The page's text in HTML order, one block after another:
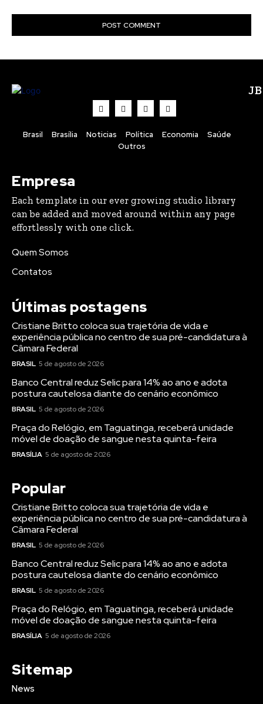
Brasil Brasília Noticias Política Economia
Saúde
Outros
Empresa
Each template in our ever growing studio library
can be added and moved around within any page
effortlessly with one click.
Quem Somos
Contatos
Últimas postagens
Cristiane Britto coloca sua trajetória de vida e
experiência pública no centro de sua pré-candidatura à
Câmara Federal
BRASIL 5 de agosto de 2026
Banco Central reduz Selic para 14% ao ano e adota
postura cautelosa diante do cenário econômico
BRASIL 5 de agosto de 2026
Praça do Relógio, em Taguatinga, receberá unidade
móvel de doação de sangue nesta quinta-feira
BRASÍLIA 5 de agosto de 2026
Popular
Cristiane Britto coloca sua trajetória de vida e
experiência pública no centro de sua pré-candidatura à
Câmara Federal
BRASIL 5 de agosto de 2026
Banco Central reduz Selic para 14% ao ano e adota
postura cautelosa diante do cenário econômico
BRASIL 5 de agosto de 2026
Praça do Relógio, em Taguatinga, receberá unidade
móvel de doação de sangue nesta quinta-feira
BRASÍLIA 5 de agosto de 2026
Sitemap
News